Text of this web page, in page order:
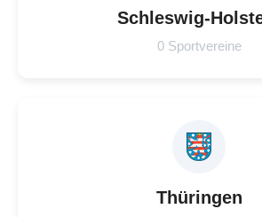
Schleswig-
0 Sportvereine
Thüringen